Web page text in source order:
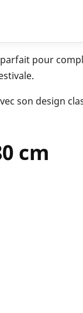
pour
son design
cm